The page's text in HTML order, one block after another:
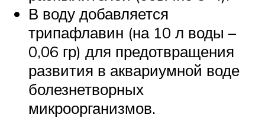
В воду добавляется
трипафлавин (на 10 л воды –
0,06 гр) для предотвращения
развития в аквариумной воде
болезнетворных
микроорганизмов.